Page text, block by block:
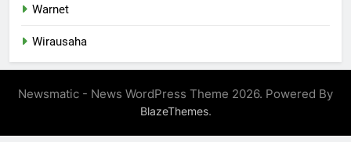
Warnet
Wirausaha
Newsmatic - News WordPress Theme 2026. Powered By
BlazeThemes.